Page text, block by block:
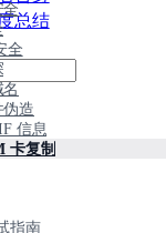
总结
全
全
伪造
信息
卡复制
指南